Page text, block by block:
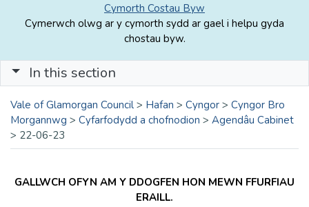
Cymorth Costau Byw
Cymerwch olwg ar y cymorth sydd ar gael i helpu gyda
chostau byw.
In this section
Vale of Glamorgan Council > Hafan > Cyngor > Cyngor Bro
Morgannwg > Cyfarfodydd a chofnodion > Agendâu Cabinet
> 22-06-23
GALLWCH OFYN AM Y DDOGFEN HON MEWN FFURFIAU
ERAILL.